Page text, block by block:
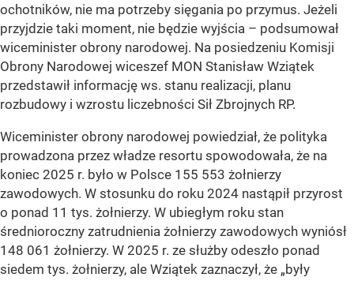
ochotników, nie ma potrzeby sięgania po przymus. Jeżeli
przyjdzie taki moment, nie będzie wyjścia – podsumował
wiceminister obrony narodowej. Na posiedzeniu Komisji
Obrony Narodowej wiceszef MON Stanisław Wziątek
przedstawił informację ws. stanu realizacji, planu
rozbudowy i wzrostu liczebności Sił Zbrojnych RP.
Wiceminister obrony narodowej powiedział, że polityka
prowadzona przez władze resortu spowodowała, że na
koniec 2025 r. było w Polsce 155 553 żołnierzy
zawodowych. W stosunku do roku 2024 nastąpił przyrost
o ponad 11 tys. żołnierzy. W ubiegłym roku stan
średnioroczny zatrudnienia żołnierzy zawodowych wyniósł
148 061 żołnierzy. W 2025 r. ze służby odeszło ponad
siedem tys. żołnierzy, ale Wziątek zaznaczył, że „były